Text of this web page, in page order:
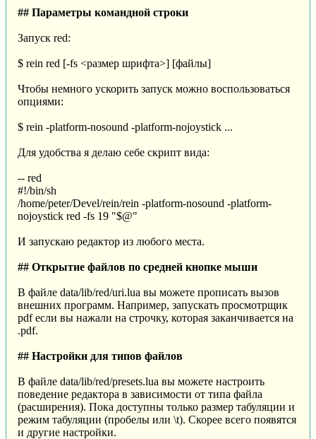
## Параметры командной строки
Запуск red:
$ rein red [-fs <размер шрифта>] [файлы]
Чтобы немного ускорить запуск можно воспользоваться
опциями:
$ rein -platform-nosound -platform-nojoystick ...
Для удобства я делаю себе скрипт вида:
-- red
#!/bin/sh
/home/peter/Devel/rein/rein -platform-nosound -platform-
nojoystick red -fs 19 "$@"
И запускаю редактор из любого места.
## Открытие файлов по средней кнопке мыши
В файле data/lib/red/uri.lua вы можете прописать вызов
внешних программ. Например, запускать просмотрщик
pdf если вы нажали на строчку, которая заканчивается на
.pdf.
## Настройки для типов файлов
В файле data/lib/red/presets.lua вы можете настроить
поведение редактора в зависимости от типа файла
(расширения). Пока доступны только размер табуляции и
режим табуляции (пробелы или \t). Скорее всего появятся
и другие настройки.